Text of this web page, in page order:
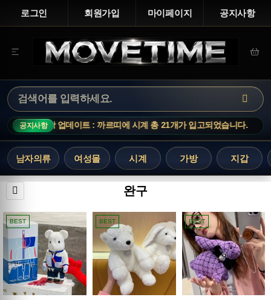
로그인 회원가입 마이페이지 공지사항
공지사항
신상 업데이트 : 까르띠에 시계 총 21개가 입고되었습니다.
남자의류 여성몰 시계 가방 지갑
완구
BEST BEST BEST